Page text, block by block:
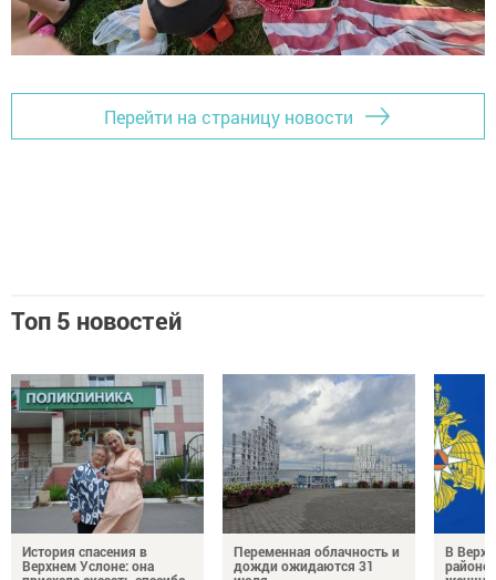
Перейти на страницу новости
Топ 5 новостей
История спасения в
Верхнем Услоне: она
Переменная облачность и
дожди ожидаются 31
В
районе